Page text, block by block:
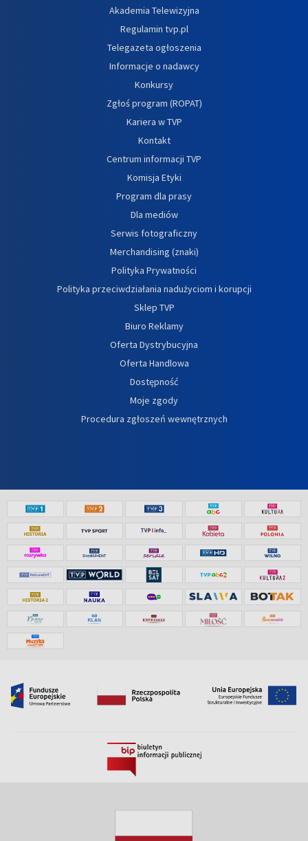
Akademia Telewizyjna
Regulamin tvp.pl
Telegazeta ogłoszenia
Informacje o nadawcy
Konkursy
Zgłoś program (ROPAT)
Kariera w TVP
Kontakt
Centrum informacji TVP
Komisja Etyki
Program dla prasy
Dla mediów
Serwis fotograficzny
Merchandising (znaki)
Polityka Prywatności
Polityka przeciwdziałania nadużyciom i korupcji
Sklep TVP
Biuro Reklamy
Oferta Dystrybucyjna
Oferta Handlowa
Dostępność
Moje zgody
Procedura zgłoszeń wewnętrznych